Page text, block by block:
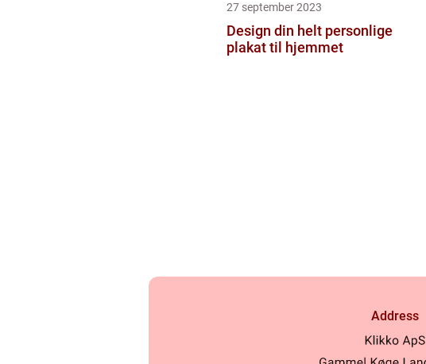
27 september 2023
Design din helt personlige
plakat til hjemmet
Address